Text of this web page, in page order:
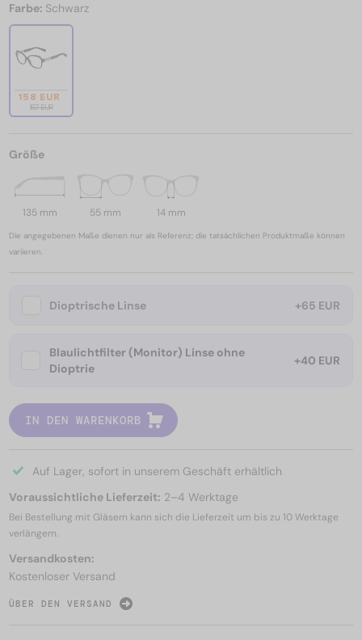
Farbe: Schwarz
158 EUR
167 EUR
Größe
135 mm 55 mm 14 mm
Die angegebenen Maße dienen nur als Referenz; die tatsächlichen Produktmaße können
variieren.
Dioptrische Linse +65 EUR
Blaulichtfilter (Monitor) Linse ohne
Dioptrie
+40 EUR
IN DEN WARENKORB
Auf Lager, sofort in unserem Geschäft erhältlich
Voraussichtliche Lieferzeit: 2–4 Werktage
Bei Bestellung mit Gläsern kann sich die Lieferzeit um bis zu 10 Werktage
verlängern.
Versandkosten:
Kostenloser Versand
ÜBER DEN VERSAND